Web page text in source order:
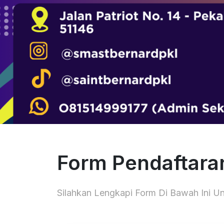
Form
Silahkan Lengkapi Form Di Bawah Ini